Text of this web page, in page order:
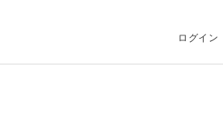
ログイン